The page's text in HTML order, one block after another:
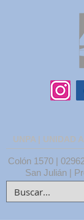
UNPA | UNIDAD
Colón 1570 |
San Julián |